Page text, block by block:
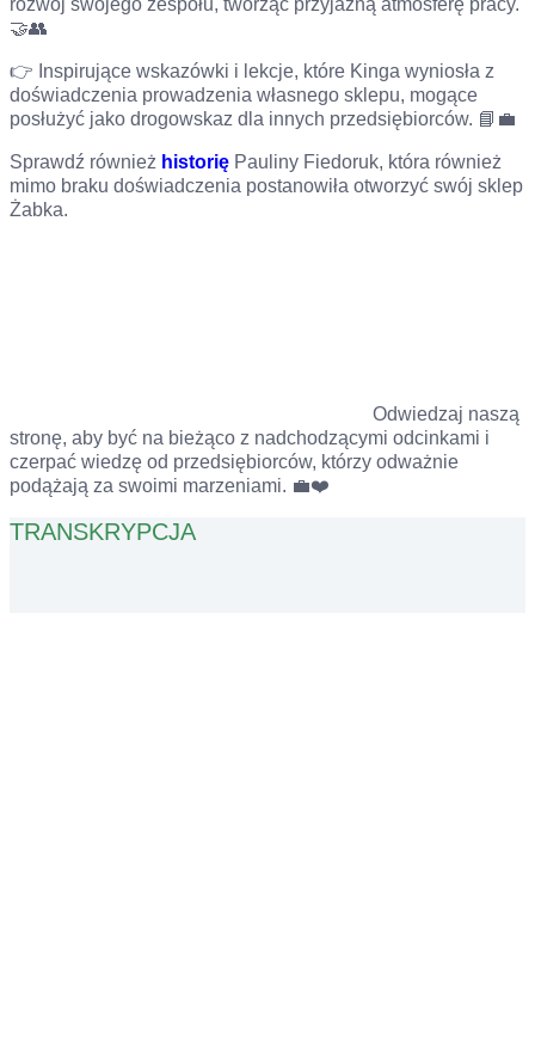
rozwój swojego zespołu, tworząc przyjazną atmosferę pracy.
🤝👥
👉 Inspirujące wskazówki i lekcje, które Kinga wyniosła z
doświadczenia prowadzenia własnego sklepu, mogące
posłużyć jako drogowskaz dla innych przedsiębiorców. 📘💼
Sprawdź również historię Pauliny Fiedoruk, która również
mimo braku doświadczenia postanowiła otworzyć swój sklep
Żabka.
Odwiedzaj naszą
stronę, aby być na bieżąco z nadchodzącymi odcinkami i
czerpać wiedzę od przedsiębiorców, którzy odważnie
podążają za swoimi marzeniami. 💼❤️
TRANSKRYPCJA